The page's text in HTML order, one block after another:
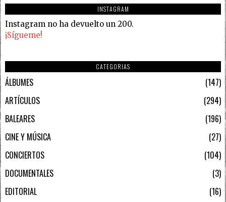
INSTAGRAM
Instagram no ha devuelto un 200.
¡Sígueme!
CATEGORIAS
ÁLBUMES
147
ARTÍCULOS
294
BALEARES
196
CINE Y MÚSICA
27
CONCIERTOS
104
DOCUMENTALES
3
EDITORIAL
16